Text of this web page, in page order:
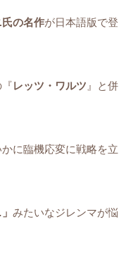
の名作が日本語版で登
レッツ・ワルツ 』と併
に臨機応変に戦略を立
みたいなジレンマが悩